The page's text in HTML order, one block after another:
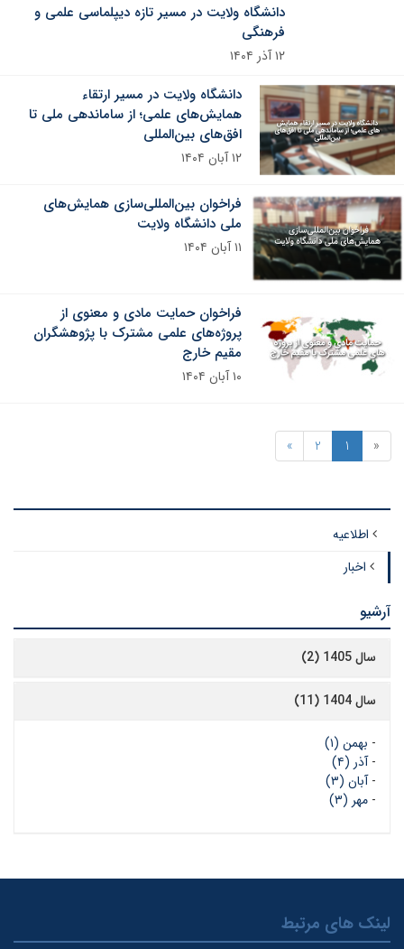
دانشگاه ولایت در مسیر تازه دیپلماسی علمی و
فرهنگی
۱۲ آذر ۱۴۰۴
دانشگاه ولایت در مسیر ارتقاء
همایش‌های علمی؛ از ساماندهی ملی تا
افق‌های بین‌المللی
۱۲ آبان ۱۴۰۴
فراخوان بین‌المللی‌سازی همایش‌های
ملی دانشگاه ولایت
۱۱ آبان ۱۴۰۴
فراخوان حمایت مادی و معنوی از
پروژه‌های علمی مشترک با پژوهشگران
مقیم خارج
۱۰ آبان ۱۴۰۴
«
1
2
»
اطلاعیه
اخبار
آرشیو
سال 1405 (2)
سال 1404 (11)
- بهمن (۱)
-آذر (۴)
-آبان (۳)
- مهر (۳)
لینک های مرتبط